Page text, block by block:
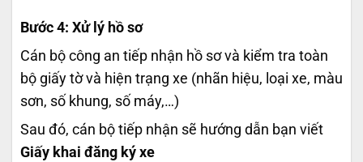
Bước 4: Xử lý hồ sơ
Cán bộ công an tiếp nhận hồ sơ và kiểm tra toàn
bộ giấy tờ và hiện trạng xe (nhãn hiệu, loại xe, màu
sơn, số khung, số máy,…)
Sau đó, cán bộ tiếp nhận sẽ hướng dẫn bạn viết
Giấy khai đăng ký xe